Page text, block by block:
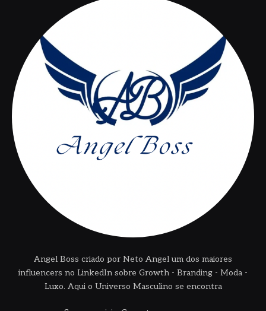
Angel Boss criado por Neto Angel um dos maiores
influencers no LinkedIn sobre Growth - Branding - Moda -
Luxo. Aqui o Universo Masculino se encontra